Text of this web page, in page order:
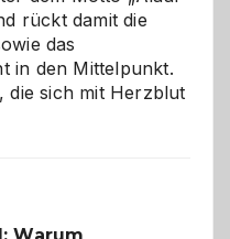
rückt damit die
das
in den Mittelpunkt.
die sich mit Herzblut